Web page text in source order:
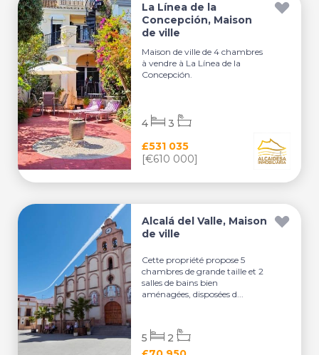
La Línea de la
Concepción, Maison
de ville
Maison de ville de 4 chambres
à vendre à La Línea de la
Concepción.
£531 035
[€610 000]
4 3
Alcalá del Valle, Maison
de ville
Cette propriété propose 5
chambres de grande taille et 2
salles de bains bien
aménagées, disposées d...
5 2